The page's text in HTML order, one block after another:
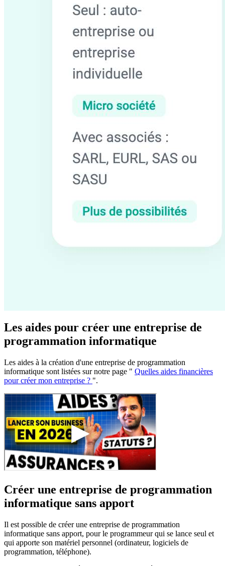
Les aides pour créer une entreprise de
programmation informatique
Les aides à la création d'une entreprise de programmation
informatique sont listées sur notre page " Quelles aides financières
pour créer mon entreprise ? ".
Créer une entreprise de programmation
informatique sans apport
Il est possible de créer une entreprise de programmation
informatique sans apport, pour le programmeur qui se lance seul et
qui apporte son matériel personnel (ordinateur, logiciels de
programmation, téléphone).